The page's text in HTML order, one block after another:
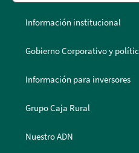
Información institucional
Gobierno Corporativo y
Información para inversores
Grupo Caja Rural
Nuestro ADN